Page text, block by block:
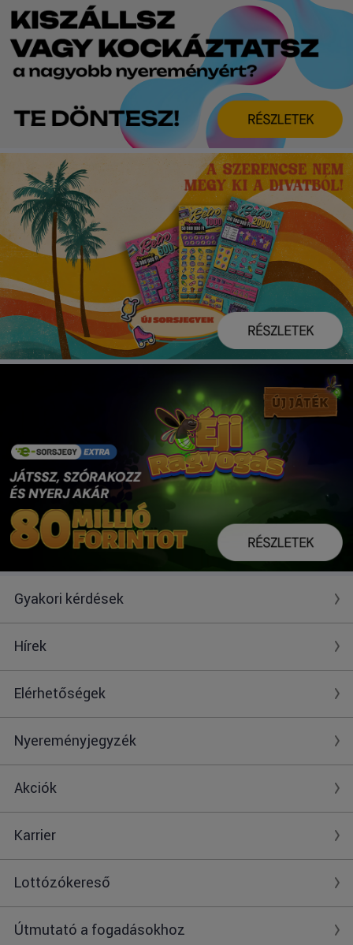
Gyakori kérdések
Hírek
Elérhetőségek
Nyereményjegyzék
Akciók
Karrier
Lottózókereső
Útmutató a fogadásokhoz